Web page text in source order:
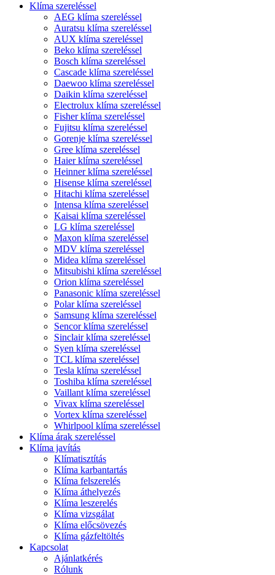
Klíma szereléssel
AEG klíma szereléssel
Auratsu klíma szereléssel
AUX klíma szereléssel
Beko klíma szereléssel
Bosch klíma szereléssel
Cascade klíma szereléssel
Daewoo klíma szereléssel
Daikin klíma szereléssel
Electrolux klíma szereléssel
Fisher klíma szereléssel
Fujitsu klíma szereléssel
Gorenje klíma szereléssel
Gree klíma szereléssel
Haier klíma szereléssel
Heinner klíma szereléssel
Hisense klíma szereléssel
Hitachi klíma szereléssel
Intensa klíma szereléssel
Kaisai klíma szereléssel
LG klíma szereléssel
Maxon klíma szereléssel
MDV klíma szereléssel
Midea klíma szereléssel
Mitsubishi klíma szereléssel
Orion klíma szereléssel
Panasonic klíma szereléssel
Polar klíma szereléssel
Samsung klíma szereléssel
Sencor klíma szereléssel
Sinclair klíma szereléssel
Syen klíma szereléssel
TCL klíma szereléssel
Tesla klíma szereléssel
Toshiba klíma szereléssel
Vaillant klíma szereléssel
Vivax klíma szereléssel
Vortex klíma szereléssel
Whirlpool klíma szereléssel
Klíma árak szereléssel
Klíma javítás
Klímatisztítás
Klíma karbantartás
Klíma felszerelés
Klíma áthelyezés
Klíma leszerelés
Klíma vizsgálat
Klíma előcsövezés
Klíma gázfeltöltés
Kapcsolat
Ajánlatkérés
Rólunk